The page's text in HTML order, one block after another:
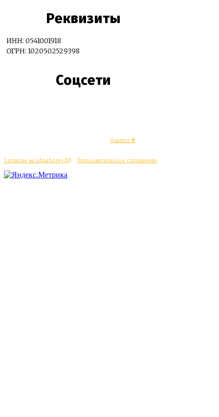
Реквизиты
ИНН: 0541001918
ОГРН: 1020502529398
Соцсети
Quantor-∀
Согласие на обработку ПД Пользовательское соглашение